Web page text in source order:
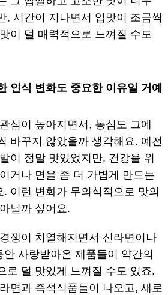
, 시간이 지나면서 입맛이 조금씩
이 덜 매력적으로 느껴질 수도
인식 변화도 중요한 이유일 거예
심이 높아지면서, 농심도 그에
바꾸지 않았을까 생각해요. 예전
이 정말 맛있었지만, 건강을 위
거나 면을 좀 더 가볍게 만드는
이런 변화가 무의식적으로 맛의
닐까 싶어요.
쟁이 치열해지면서 신라면이나
사랑받아온 제품들이 약간의
로 덜 맛있게 느껴질 수도 있죠.
면과 즉석식품들이 나오고, 새로